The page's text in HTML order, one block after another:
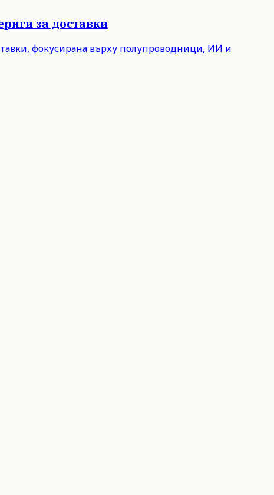
за доставки
фокусирана върху полупроводници, ИИ и